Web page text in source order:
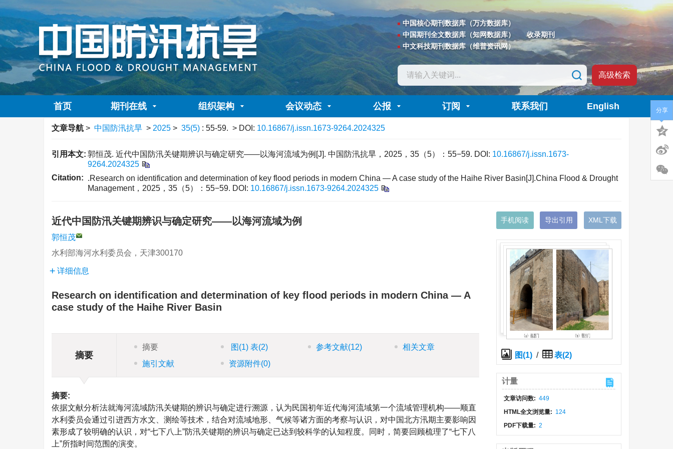
中国核心期刊数据库（万方数据库）
中国期刊全文数据库（知网数据库）
中文科技期刊数据库（维普资讯网）
收录期刊
高级检索
首页 期刊在线 组织架构 会议动态 公报 订阅 联系我们 English
文章导航 > 中国防汛抗旱 > 2025 > 35(5) : 55-59. > DOI: 10.16867/j.issn.1673-9264.2024325
引用本文: 郭恒茂. 近代中国防汛关键期辨识与确定研究——以海河流域为例[J]. 中国防汛抗旱，2025，35（5）：55−59. DOI: 10.16867/j.issn.1673-
9264.2024325
Citation: .Research on identification and determination of key flood periods in modern China — A case study of the Haihe River Basin[J].China Flood & Drought
Management，2025，35（5）：55−59. DOI: 10.16867/j.issn.1673-9264.2024325
近代中国防汛关键期辨识与确定研究——以海河流域为例
郭恒茂
水利部海河水利委员会，天津300170
详细信息
Research on identification and determination of key flood periods in modern China — A
case study of the Haihe River Basin
摘要
摘要 图 (1) 表(2) 参考文献(12)
相关文章
施引文献
资源附件(0)
摘要:
依据文献分析法就海河流域防汛关键期的辨识与确定进行溯源，认为民国初年近代海河流域第一个流域管理机构——顺直
水利委员会通过引进西方水文、测绘等技术，结合对流域地形、气候等诸方面的考察与认识，对中国北方汛期主要影响因
素形成了较明确的认识，对“七下八上”防汛关键期的辨识与确定已达到较科学的认知程度。同时，简要回顾梳理了“七下八
上”所指时间范围的演变。
手机阅读 导出引用 XML下载
图(1)/ 表(2)
计量
文章访问数: 449
HTML全文浏览量: 124
PDF下载量: 2
分享